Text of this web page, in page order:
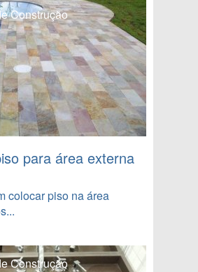
Construção
para área externa
colocar piso na área
Construção